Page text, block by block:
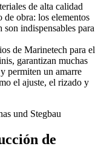
de alta calidad
de obra: los elementos
indispensables para
de Marinetech para el
garantizan muchas
permiten un amarre
el ajuste, el rizado y
de